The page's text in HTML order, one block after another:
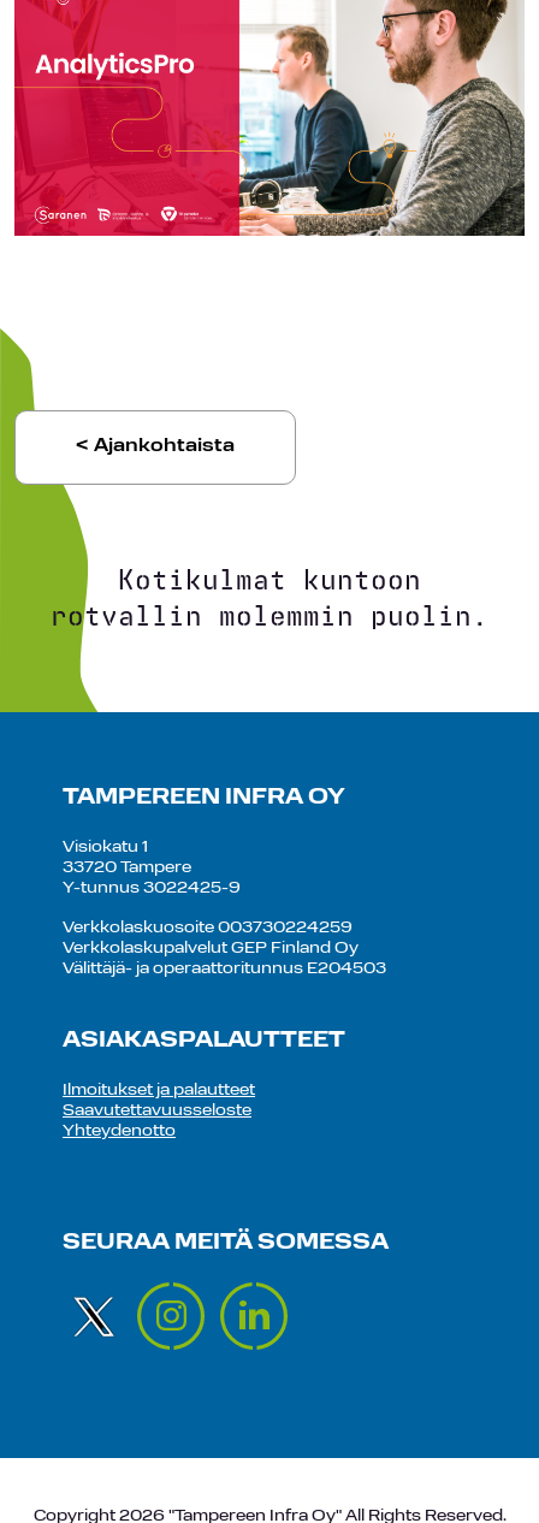
< Ajankohtaista
Kotikulmat kuntoon
rotvallin molemmin puolin.
TAMPEREEN INFRA OY
Visiokatu 1
33720 Tampere
Y-tunnus 3022425-9
Verkkolaskuosoite 003730224259
Verkkolaskupalvelut GEP Finland Oy
Välittäjä- ja operaattoritunnus E204503
ASIAKASPALAUTTEET
Ilmoitukset ja palautteet
Saavutettavuusseloste
Yhteydenotto
SEURAA MEITÄ SOMESSA
Copyright 2026 "Tampereen Infra Oy" All Rights Reserved.